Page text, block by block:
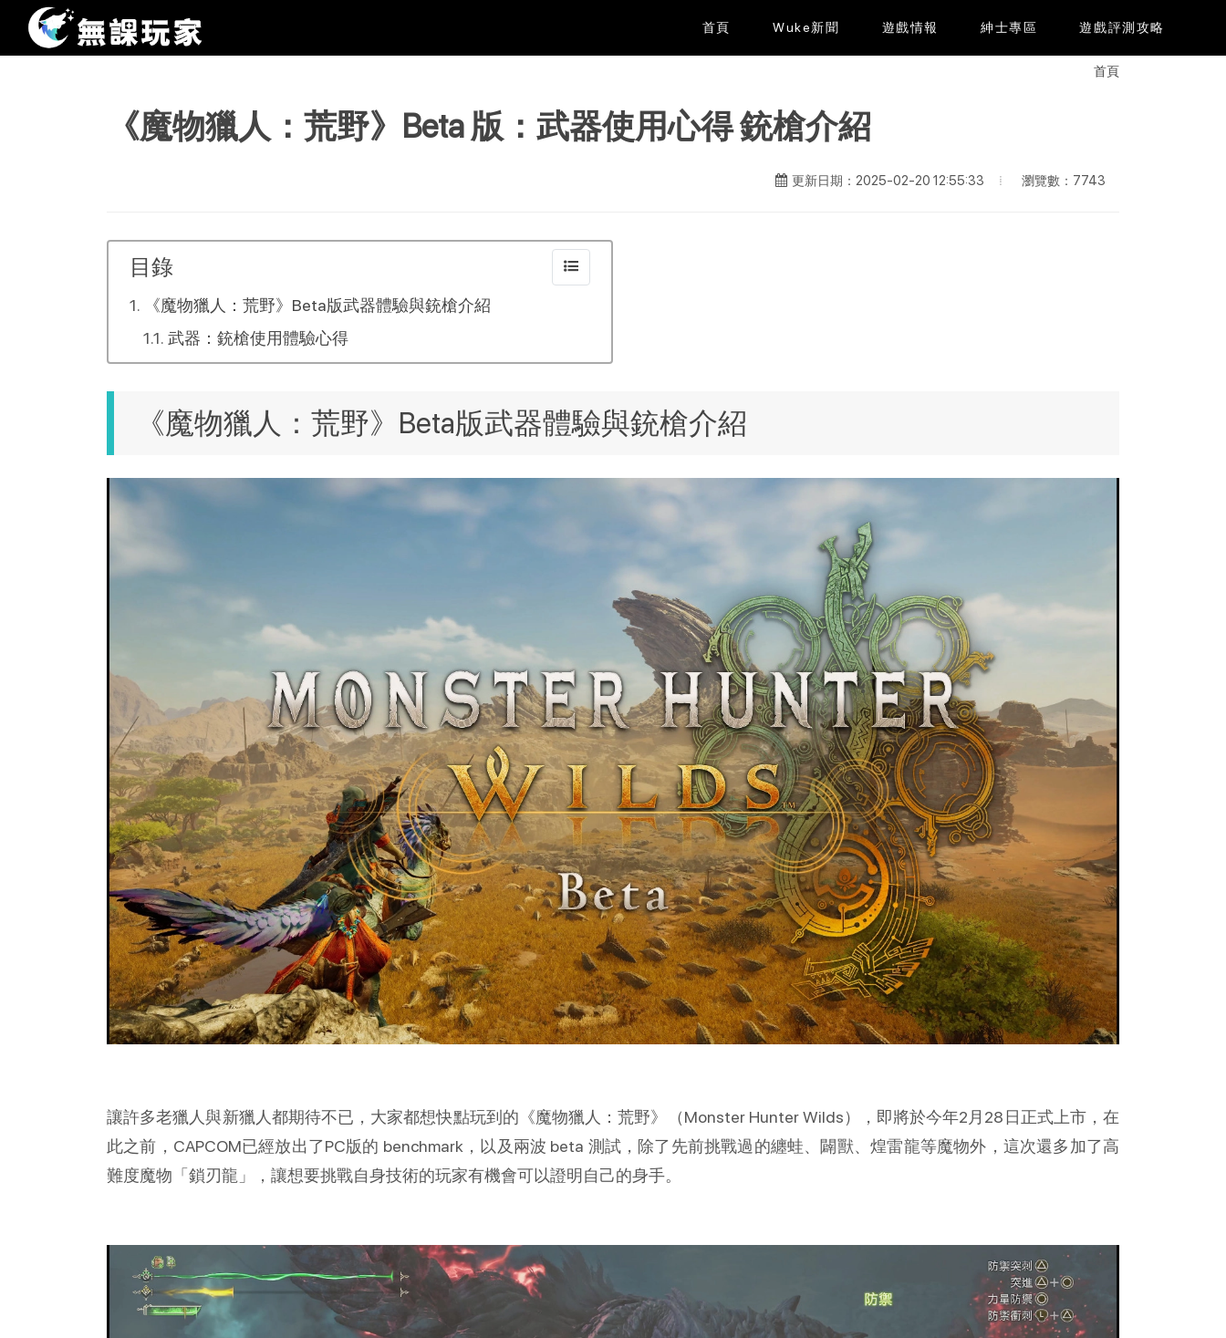
首頁 Wuke新聞 遊戲情報 紳士專區 遊戲評測攻略
首頁
《魔物獵人：荒野》Beta 版：武器使用心得 銃槍介紹
更新日期：2025-02-20 12:55:33 瀏覽數：7743
目錄
《魔物獵人：荒野》Beta版武器體驗與銃槍介紹
武器：銃槍使用體驗心得
《魔物獵人：荒野》Beta版武器體驗與銃槍介紹
讓許多老獵人與新獵人都期待不已，大家都想快點玩到的《魔物獵人：荒野》（Monster Hunter Wilds），即將於今年2月28日正式上市，在
此之前，CAPCOM已經放出了PC版的 benchmark，以及兩波 beta 測試，除了先前挑戰過的纏蛙、闢獸、煌雷龍等魔物外，這次還多加了高
難度魔物「鎖刃龍」，讓想要挑戰自身技術的玩家有機會可以證明自己的身手。